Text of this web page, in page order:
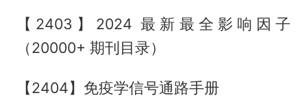
【2403】2024 最新最全影响因子
（20000+ 期刊目录）
【2404】免疫学信号通路手册